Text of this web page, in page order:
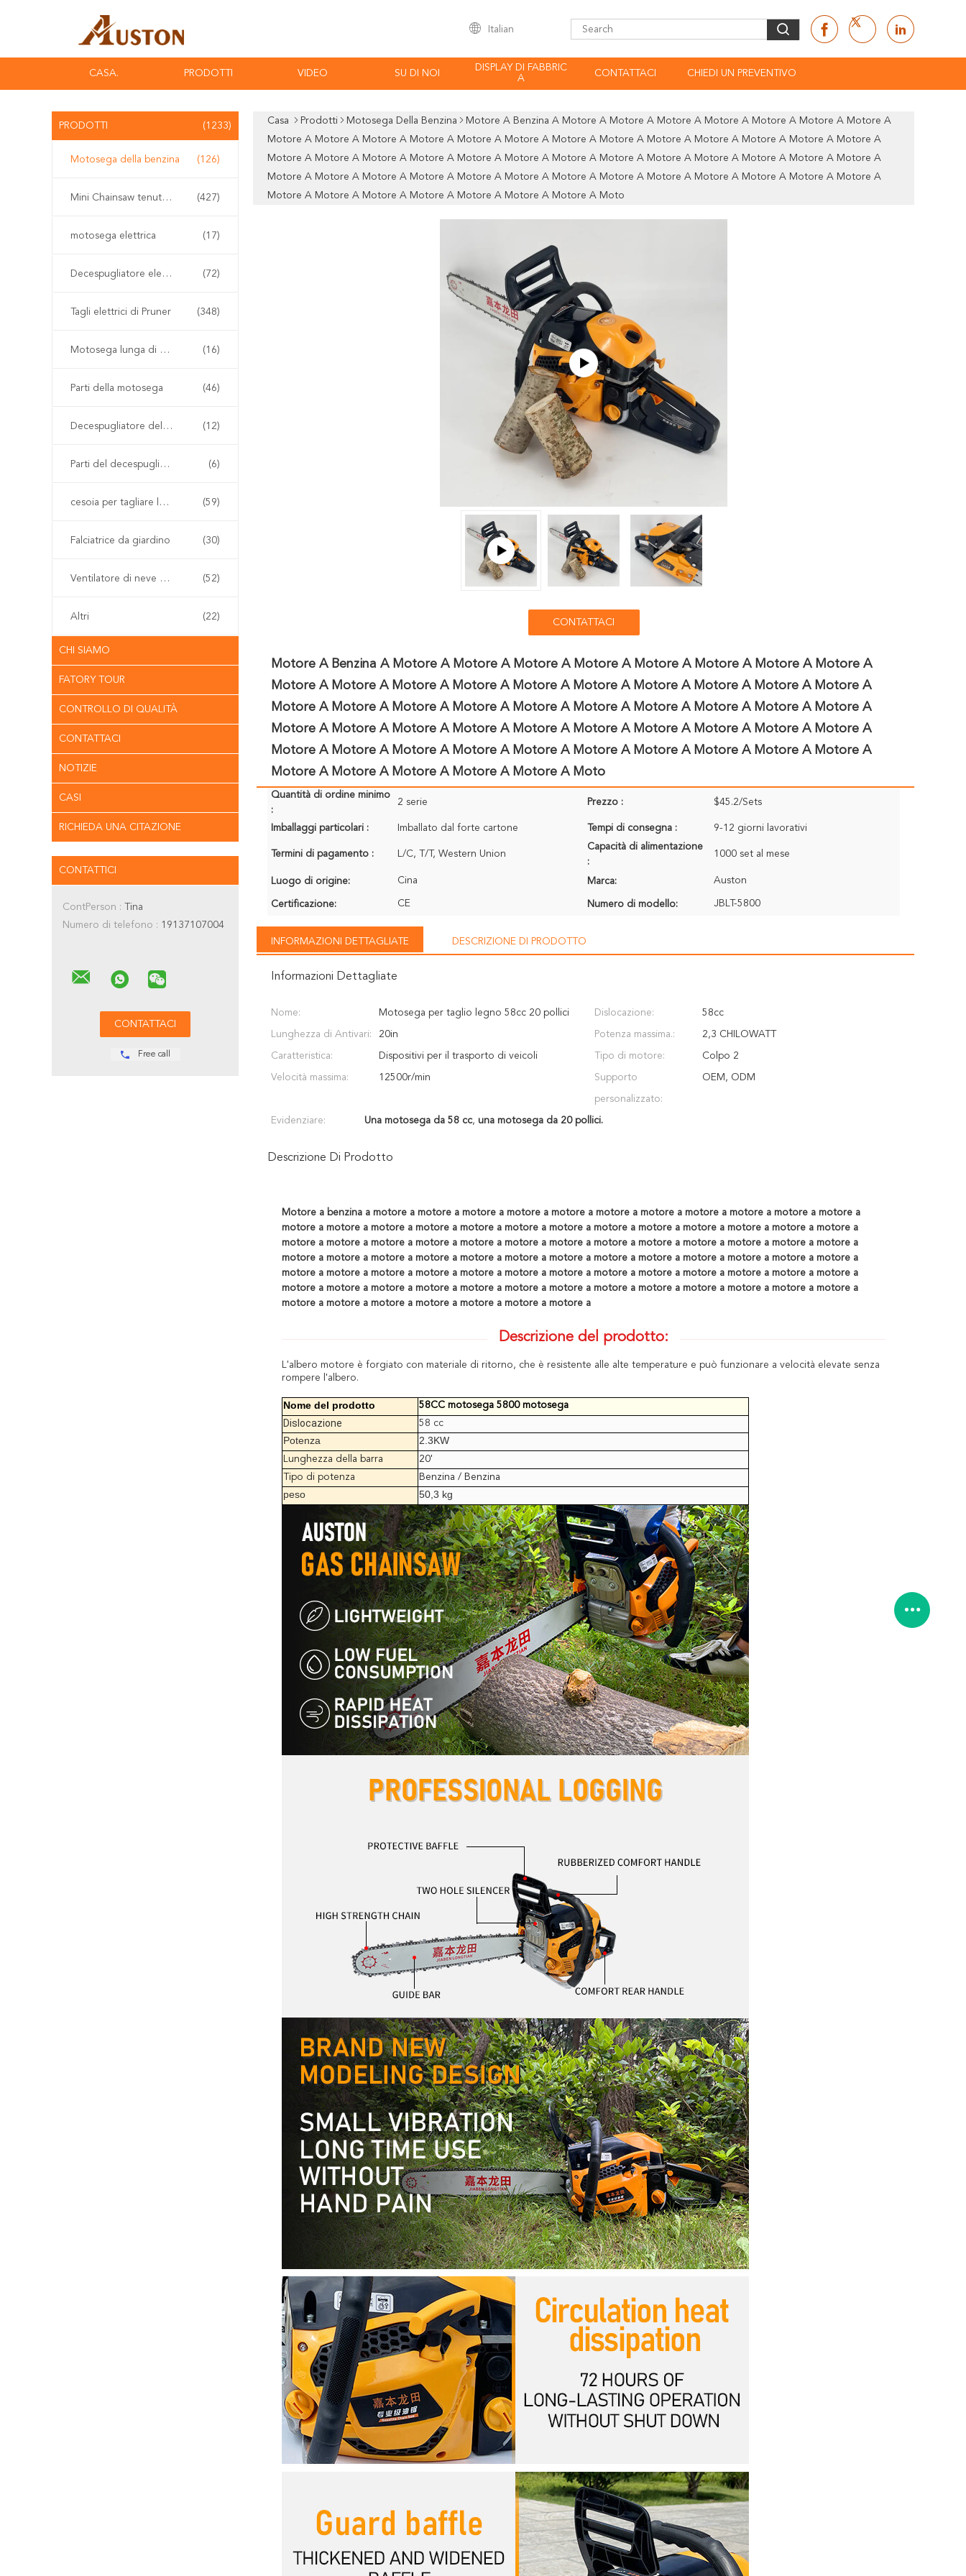
Italian
CASA. PRODOTTI VIDEO SU DI NOI
DISPLAY DI FABBRIC
A
CONTATTACI CHIEDI UN PREVENTIVO
PRODOTTI (1233)
Motosega della benzina (126)
Mini Chainsaw tenuto in mano (427)
motosega elettrica (17)
Decespugliatore elettrico (72)
Tagli elettrici di Pruner (348)
Motosega lunga di Palo (16)
Parti della motosega (46)
Decespugliatore della benzina (12)
Parti del decespugliatore (6)
cesoia per tagliare le siepi senza cordone (59)
Falciatrice da giardino (30)
Ventilatore di neve e della foglia (52)
Altri (22)
CHI SIAMO
FATORY TOUR
CONTROLLO DI QUALITÀ
CONTATTACI
NOTIZIE
CASI
RICHIEDA UNA CITAZIONE
CONTATTICI
ContPerson : Tina
Numero di telefono : 19137107004
Free call
Casa Prodotti Motosega Della Benzina
Motore A Benzina A Motore A Motore A Motore A Motore A Motore A Motore A Motore A
Motore A Motore A Motore A Motore A Motore A Motore A Motore A Motore A Motore A Motore A Motore A Motore A Motore A
Motore A Motore A Motore A Motore A Motore A Motore A Motore A Motore A Motore A Motore A Motore A Motore A Motore A
Motore A Motore A Motore A Motore A Motore A Motore A Motore A Motore A Motore A Motore A Motore A Motore A Motore A
Motore A Motore A Motore A Motore A Motore A Motore A Motore A Moto
CONTATTACI
Motore A Benzina A Motore A Motore A Motore A Motore A Motore A Motore A Motore A Motore A
Motore A Motore A Motore A Motore A Motore A Motore A Motore A Motore A Motore A Motore A
Motore A Motore A Motore A Motore A Motore A Motore A Motore A Motore A Motore A Motore A
Motore A Motore A Motore A Motore A Motore A Motore A Motore A Motore A Motore A Motore A
Motore A Motore A Motore A Motore A Motore A Motore A Motore A Motore A Motore A Motore A
Motore A Motore A Motore A Motore A Motore A Moto
Quantità di ordine minimo
:
2 serie Prezzo : $45.2/Sets
Imballaggi particolari : Imballato dal forte cartone Tempi di consegna : 9-12 giorni lavorativi
Termini di pagamento : L/C, T/T, Western Union
Capacità di alimentazione
:
1000 set al mese
Luogo di origine: Cina Marca: Auston
Certificazione: CE Numero di modello: JBLT-5800
INFORMAZIONI DETTAGLIATE DESCRIZIONE DI PRODOTTO
Informazioni Dettagliate
Nome: Motosega per taglio legno 58cc 20 pollici Dislocazione: 58cc
Lunghezza di Antivari: 20in Potenza massima.: 2,3 CHILOWATT
Caratteristica: Dispositivi per il trasporto di veicoli Tipo di motore: Colpo 2
Velocità massima: 12500r/min Supporto
personalizzato:
OEM, ODM
Evidenziare: Una motosega da 58 cc, una motosega da 20 pollici.
Descrizione Di Prodotto
Motore a benzina a motore a motore a motore a motore a motore a motore a motore a motore a motore a motore a motore a
motore a motore a motore a motore a motore a motore a motore a motore a motore a motore a motore a motore a motore a
motore a motore a motore a motore a motore a motore a motore a motore a motore a motore a motore a motore a motore a
motore a motore a motore a motore a motore a motore a motore a motore a motore a motore a motore a motore a motore a
motore a motore a motore a motore a motore a motore a motore a motore a motore a motore a motore a motore a motore a
motore a motore a motore a motore a motore a motore a motore a motore a motore a motore a motore a motore a motore a
motore a motore a motore a motore a motore a motore a motore a
Descrizione del prodotto:
L'albero motore è forgiato con materiale di ritorno, che è resistente alle alte temperature e può funzionare a velocità elevate senza
rompere l'albero.
Nome del prodotto 58CC motosega 5800 motosega
Dislocazione 58 cc
Potenza 2.3KW
Lunghezza della barra
20'
Tipo di potenza
Benzina / Benzina
peso 50,3 kg